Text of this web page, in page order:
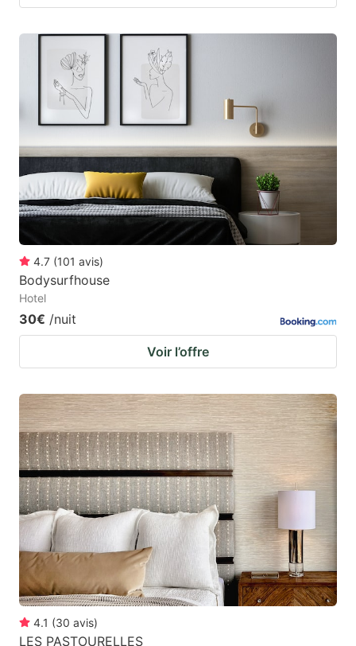
4.7 (101 avis)
Bodysurfhouse
Hotel
30€ /nuit
Voir l’offre
4.1 (30 avis)
LES PASTOURELLES